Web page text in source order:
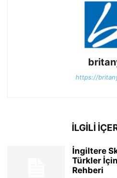
https://
İLGİLİ
İngiltere
Türkler
Rehberi